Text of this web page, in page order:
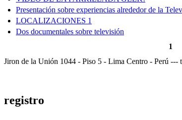
Presentación sobre experiencias alrededor de la
LOCALIZACIONES 1
Dos documentales sobre televisión
1
Jiron de la Unión 1044 - Piso 5 - Lima Centro - Perú ---
registro